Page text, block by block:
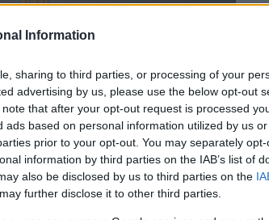
Information
sharing to third parties, or processing of your
advertising by us, please use the below opt-out
that after your opt-out request is processed
ads based on personal information utilized by us
prior to your opt-out. You may separately
information by third parties on the IAB’s list of
also be disclosed by us to third parties on the
further disclose it to other third parties.